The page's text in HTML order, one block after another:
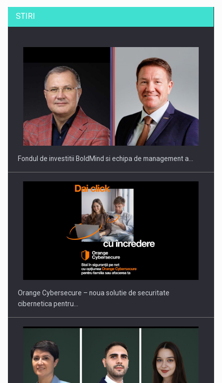
ROOTED IN ROMANIA, BUILT TO DELIVER TECHNOLOGY FOR
THE…
PUTTING ROMANIAN CORPORATE COMPANIES ON THE
INTERNATIONAL BUSINESS SCENE
STIRI
Fondul de investitii BoldMind si echipa de management a…
Orange Cybersecure – noua solutie de securitate
cibernetica pentru…